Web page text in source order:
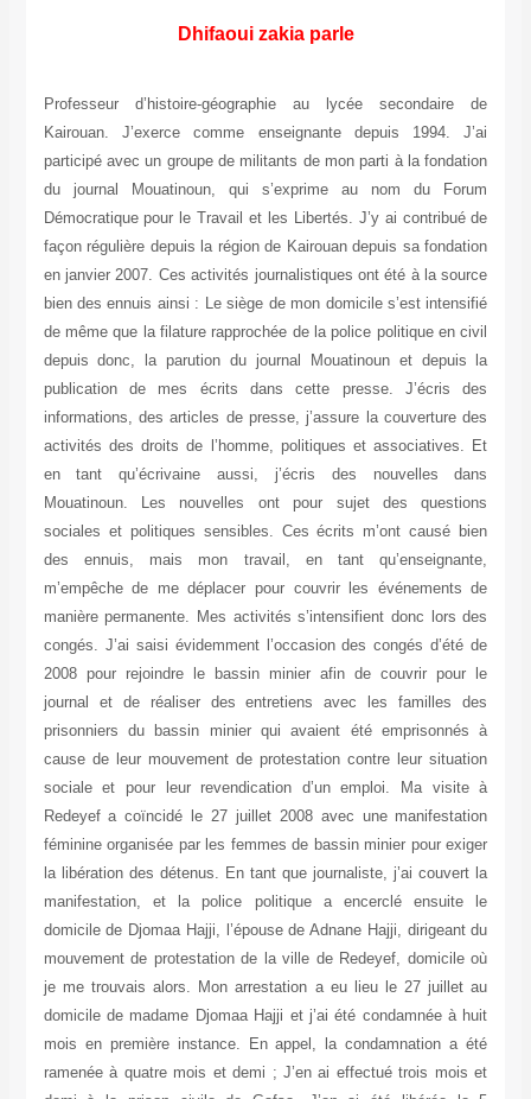
Dhifaoui zakia parle
Professeur d’histoire-géographie au lycée secondaire de
Kairouan. J’exerce comme enseignante depuis 1994. J’ai
participé avec un groupe de militants de mon parti à la fondation
du journal Mouatinoun, qui s’exprime au nom du Forum
Démocratique pour le Travail et les Libertés. J’y ai contribué de
façon régulière depuis la région de Kairouan depuis sa fondation
en janvier 2007. Ces activités journalistiques ont été à la source
bien des ennuis ainsi : Le siège de mon domicile s’est intensifié
de même que la filature rapprochée de la police politique en civil
depuis donc, la parution du journal Mouatinoun et depuis la
publication de mes écrits dans cette presse. J’écris des
informations, des articles de presse, j’assure la couverture des
activités des droits de l’homme, politiques et associatives. Et
en tant qu’écrivaine aussi, j’écris des nouvelles dans
Mouatinoun. Les nouvelles ont pour sujet des questions
sociales et politiques sensibles. Ces écrits m’ont causé bien
des ennuis, mais mon travail, en tant qu’enseignante,
m’empêche de me déplacer pour couvrir les événements de
manière permanente. Mes activités s’intensifient donc lors des
congés. J’ai saisi évidemment l’occasion des congés d’été de
2008 pour rejoindre le bassin minier afin de couvrir pour le
journal et de réaliser des entretiens avec les familles des
prisonniers du bassin minier qui avaient été emprisonnés à
cause de leur mouvement de protestation contre leur situation
sociale et pour leur revendication d’un emploi. Ma visite à
Redeyef a coïncidé le 27 juillet 2008 avec une manifestation
féminine organisée par les femmes de bassin minier pour exiger
la libération des détenus. En tant que journaliste, j’ai couvert la
manifestation, et la police politique a encerclé ensuite le
domicile de Djomaa Hajji, l’épouse de Adnane Hajji, dirigeant du
mouvement de protestation de la ville de Redeyef, domicile où
je me trouvais alors. Mon arrestation a eu lieu le 27 juillet au
domicile de madame Djomaa Hajji et j’ai été condamnée à huit
mois en première instance. En appel, la condamnation a été
ramenée à quatre mois et demi ; J’en ai effectué trois mois et